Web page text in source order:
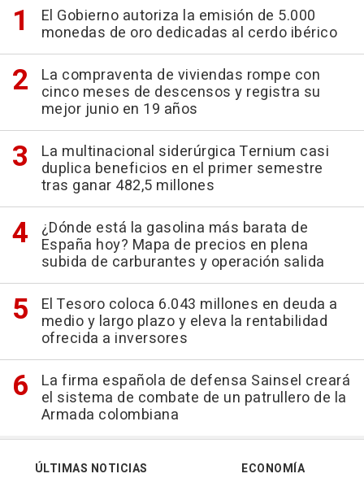
El Gobierno autoriza la emisión de 5.000
monedas de oro dedicadas al cerdo ibérico
La compraventa de viviendas rompe con
cinco meses de descensos y registra su
mejor junio en 19 años
La multinacional siderúrgica Ternium casi
duplica beneficios en el primer semestre
tras ganar 482,5 millones
¿Dónde está la gasolina más barata de
España hoy? Mapa de precios en plena
subida de carburantes y operación salida
El Tesoro coloca 6.043 millones en deuda a
medio y largo plazo y eleva la rentabilidad
ofrecida a inversores
La firma española de defensa Sainsel creará
el sistema de combate de un patrullero de la
Armada colombiana
ÚLTIMAS NOTICIAS
ECONOMÍA